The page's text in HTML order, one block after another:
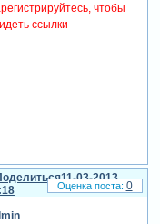
чтобы
ссылки
11-03-2013
0